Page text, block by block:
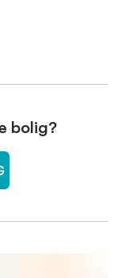
bolig?